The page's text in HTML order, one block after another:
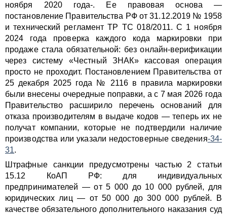
ноября 2020 года-. Ее правовая основа —
постановление Правительства РФ от 31.12.2019 № 1958
и технический регламент ТР ТС 018/2011. С 1 ноября
2024 года проверка каждого кода маркировки при
продаже стала обязательной: без онлайн-верификации
через систему «Честный ЗНАК» кассовая операция
просто не проходит. Постановлением Правительства от
25 декабря 2025 года № 2116 в правила маркировки
были внесены очередные поправки, а с 7 мая 2026 года
Правительство расширило перечень оснований для
отказа производителям в выдаче кодов — теперь их не
получат компании, которые не подтвердили наличие
производства или указали недостоверные сведения-34-
31.
Штрафные санкции предусмотрены частью 2 статьи
15.12 КоАП РФ: для индивидуальных
предпринимателей — от 5 000 до 10 000 рублей, для
юридических лиц — от 50 000 до 300 000 рублей. В
качестве обязательного дополнительного наказания суд